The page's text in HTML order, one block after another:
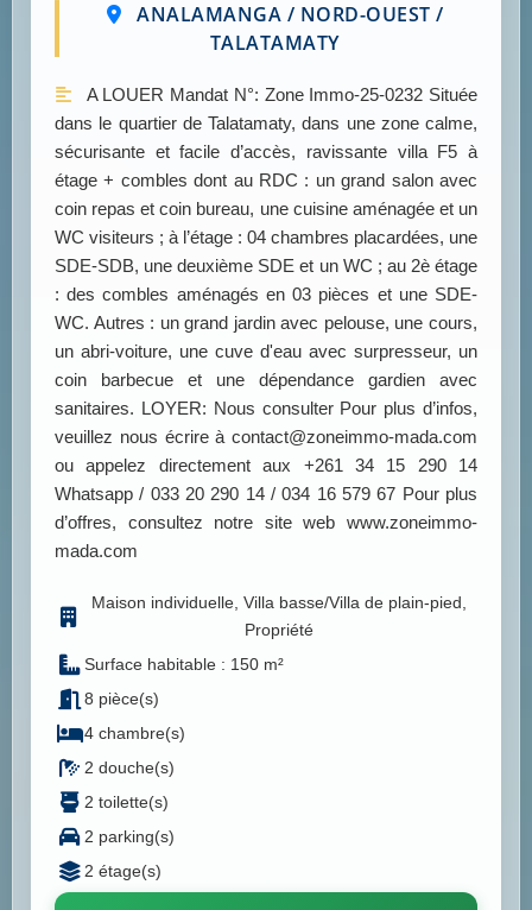
ANALAMANGA / NORD-OUEST /
TALATAMATY
A LOUER Mandat N°: Zone Immo-25-0232 Située
dans le quartier de Talatamaty, dans une zone calme,
sécurisante et facile d’accès, ravissante villa F5 à
étage + combles dont au RDC : un grand salon avec
coin repas et coin bureau, une cuisine aménagée et un
WC visiteurs ; à l’étage : 04 chambres placardées, une
SDE-SDB, une deuxième SDE et un WC ; au 2è étage
: des combles aménagés en 03 pièces et une SDE-
WC. Autres : un grand jardin avec pelouse, une cours,
un abri-voiture, une cuve d'eau avec surpresseur, un
coin barbecue et une dépendance gardien avec
sanitaires. LOYER: Nous consulter Pour plus d’infos,
veuillez nous écrire à contact@zoneimmo-mada.com
ou appelez directement aux +261 34 15 290 14
Whatsapp / 033 20 290 14 / 034 16 579 67 Pour plus
d’offres, consultez notre site web www.zoneimmo-
mada.com
Maison individuelle, Villa basse/Villa de plain-pied,
Propriété
Surface habitable : 150 m²
8 pièce(s)
4 chambre(s)
2 douche(s)
2 toilette(s)
2 parking(s)
2 étage(s)